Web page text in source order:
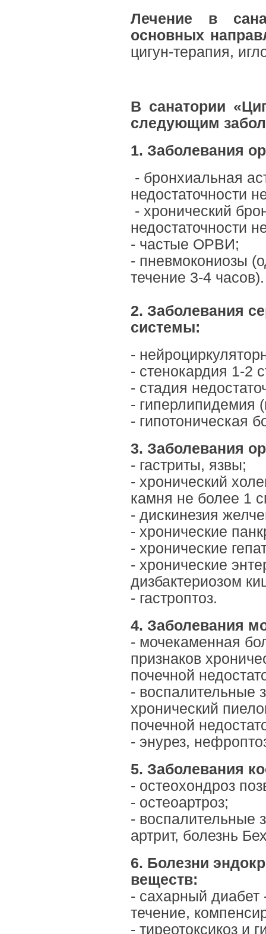
Лечение в
основных
цигун-терапия,
В санатории
следующим
1.
- бронхиальная
- хронический
- частые ОРВИ;
- пневмокониозы
течение 3-4 часов).
2. Заболевания
-
- стенокардия 1-2
- стадия
- гиперлипидемия
- гипотоническая
3. Заболевания
- гастриты, язвы;
- хронический
камня не более 1
- дискинезия
- хронические
- хронические
- хронические
дизбактериозом
- гастроптоз.
4. Заболевания
- мочекаменная
признаков
почечной
- воспалительные
хронический
почечной
- энурез,
5. Заболевания
- остеохондроз
- остеоартроз;
- воспалительные
артрит, болезнь
6. Болезни
веществ:
- сахарный диабет
течение,
- тиреотоксикоз и